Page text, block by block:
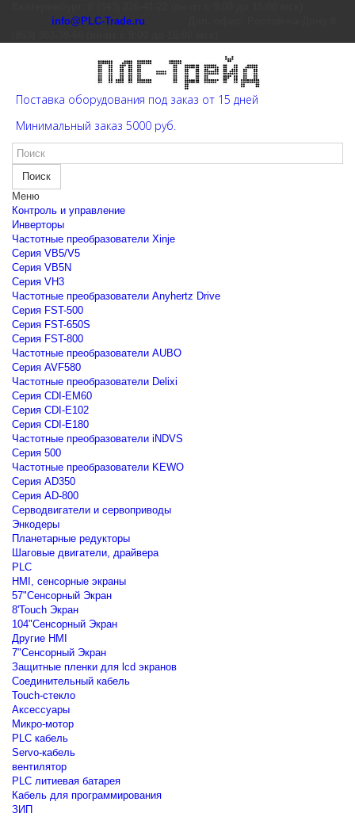
info@PLC-Trade.ru
Поставка оборудования под заказ от 15 дней
Минимальный заказ 5000 руб.
Поиск
Меню
Контроль и управление
Инверторы
Частотные преобразователи Xinje
Cерия VB5/V5
Cерия VB5N
Cерия VH3
Частотные преобразователи Anyhertz Drive
Серия FST-500
Серия FST-650S
Серия FST-800
Частотные преобразователи AUBO
Серия AVF580
Частотные преобразователи Delixi
Серия CDI-EM60
Серия CDI-E102
Серия CDI-E180
Частотные преобразователи iNDVS
Серия 500
Частотные преобразователи KEWO
Серия AD350
Серия AD-800
Серводвигатели и сервоприводы
Энкодеры
Планетарные редукторы
Шаговые двигатели, драйвера
PLC
HMI, сенсорные экраны
57"Сенсорный Экран
8'Touch Экран
104"Сенсорный Экран
Другие HMI
7"Сенсорный Экран
Защитные пленки для lcd экранов
Соединительный кабель
Touch-стекло
Аксессуары
Микро-мотор
PLC кабель
Servo-кабель
вентилятор
PLC литиевая батарея
Кабель для программирования
ЗИП